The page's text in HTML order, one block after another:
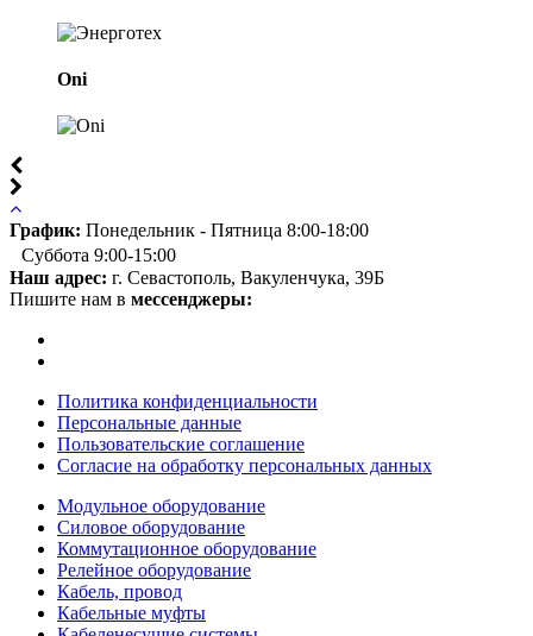
Oni
График: Понедельник - Пятница 8:00-18:00
Суббота 9:00-15:00
Наш адрес: г. Севастополь, Вакуленчука, 39Б
Пишите нам в мессенджеры:
Политика конфиденциальности
Персональные данные
Пользовательские соглашение
Согласие на обработку персональных данных
Модульное оборудование
Силовое оборудование
Коммутационное оборудование
Релейное оборудование
Кабель, провод
Кабельные муфты